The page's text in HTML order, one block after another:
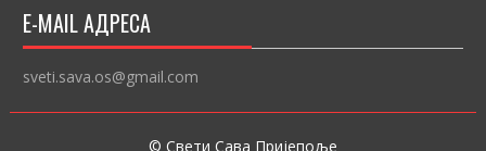
E-MAIL АДРЕСА
sveti.sava.os@gmail.com
© Свети Сава Пријепоље